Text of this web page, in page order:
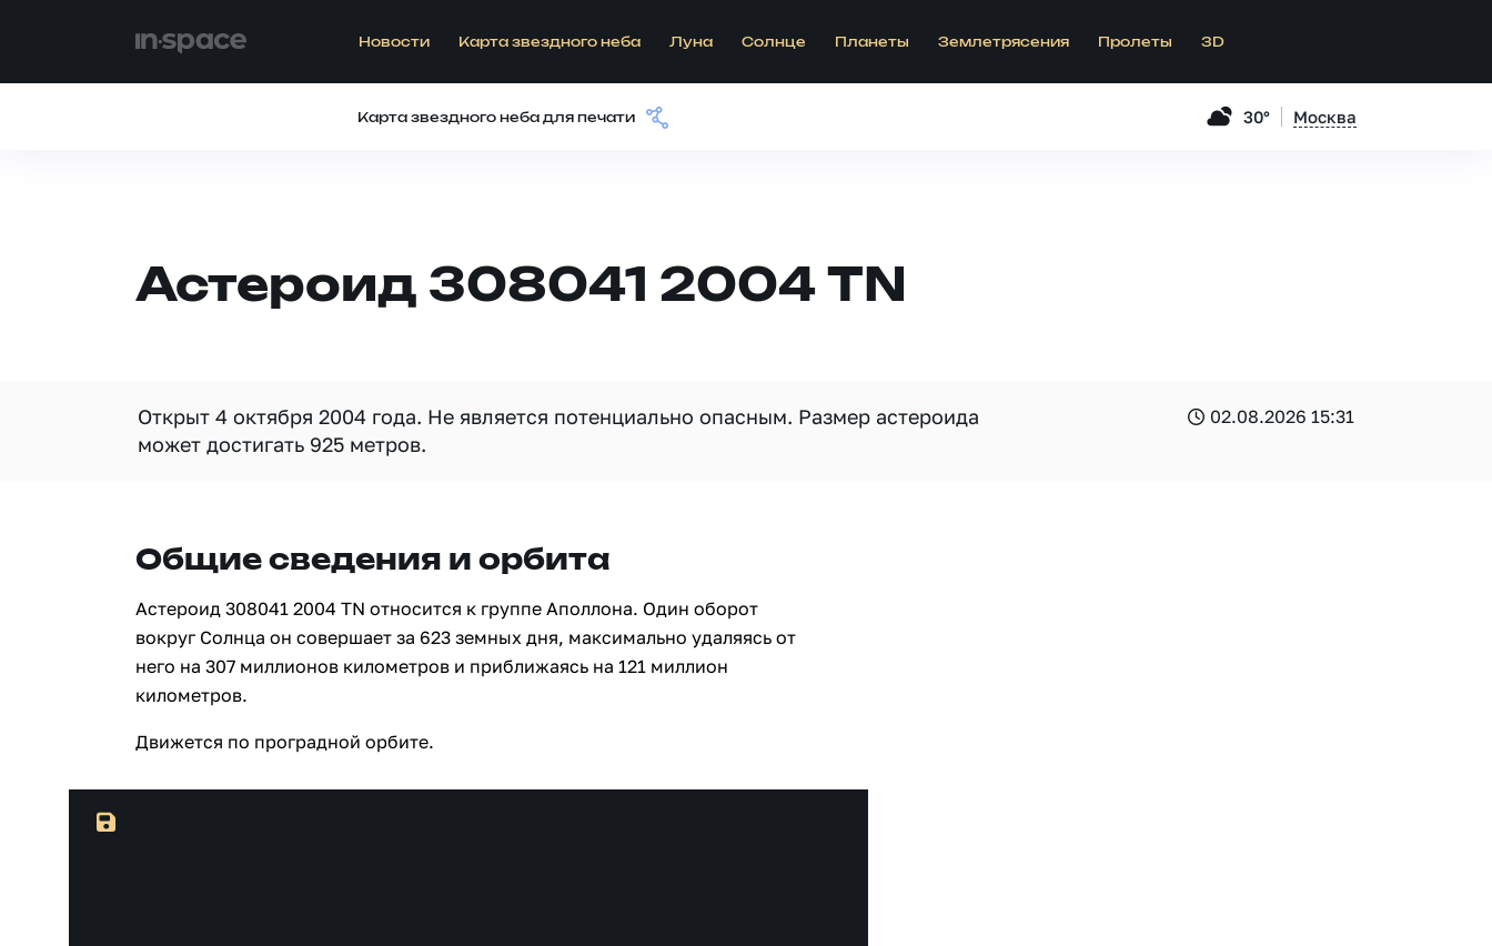
Новости Карта звездного неба Луна Солнце Планеты Землетрясения Пролеты 3D
Карта звездного неба для печати 30° Москва
Астероид 308041 2004 TN
Открыт 4 октября 2004 года. Не является потенциально опасным. Размер астероида
может достигать 925 метров.
02.08.2026 15:31
Общие сведения и орбита
Астероид 308041 2004 TN относится к группе Аполлона. Один оборот
вокруг Солнца он совершает за 623 земных дня, максимально удаляясь от
него на 307 миллионов километров и приближаясь на 121 миллион
километров.
Движется по проградной орбите.